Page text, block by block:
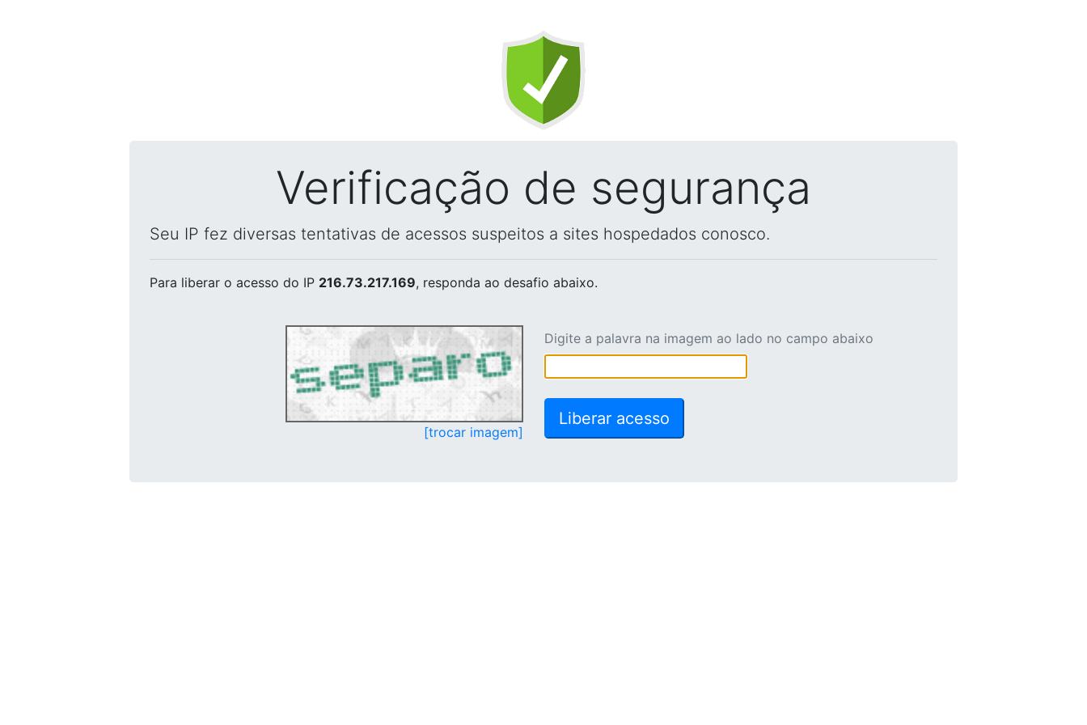
Verificação de segurança
Seu IP fez diversas tentativas de acessos suspeitos a sites hospedados conosco.
Para liberar o acesso do IP 216.73.217.169, responda ao desafio abaixo.
[trocar imagem]
Digite a palavra na imagem ao lado no campo abaixo